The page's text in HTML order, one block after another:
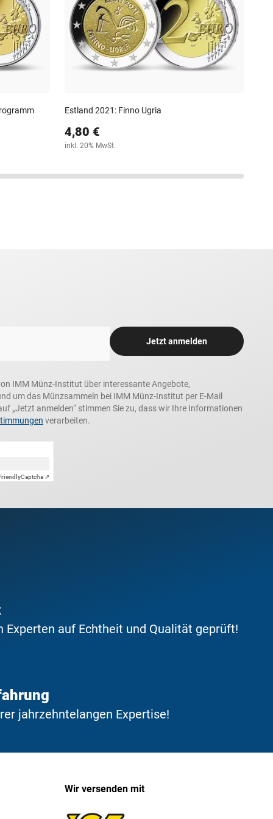
Estland 2021: Finno Ugria
4,80 €
inkl. 20% MwSt.
Jetzt anmelden
IMM Münz-Institut über interessante Angebote,
um das Münzsammeln bei IMM Münz-Institut per E-Mail
„Jetzt anmelden“ stimmen Sie zu, dass wir Ihre Informationen
verarbeiten.
Captcha ⇗
Experten auf Echtheit und Qualität geprüft!
jahrzehntelangen Expertise!
Wir versenden mit